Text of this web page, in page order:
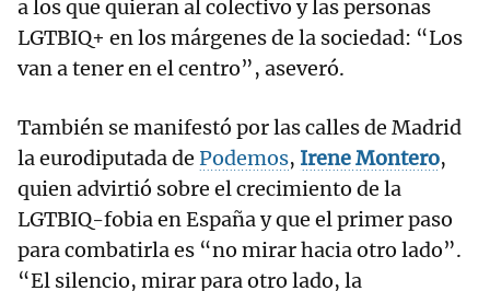
a los que quieran al colectivo y las personas
LGTBIQ+ en los márgenes de la sociedad: “Los
van a tener en el centro”, aseveró.
También se manifestó por las calles de Madrid
la eurodiputada de Podemos, Irene Montero,
quien advirtió sobre el crecimiento de la
LGTBIQ-fobia en España y que el primer paso
para combatirla es “no mirar hacia otro lado”.
“El silencio, mirar para otro lado, la